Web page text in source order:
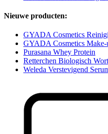
Nieuwe producten:
GYADA Cosmetics
GYADA Cosmetics
Purasana Whey Protein
Retterchen Biologisch
Weleda Verstevigend